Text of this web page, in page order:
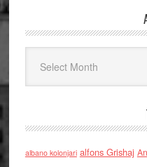
albano kolonjari alfons Grishaj